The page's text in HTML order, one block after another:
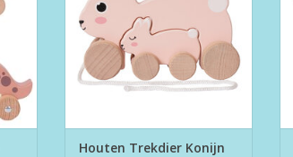
Houten Trekdier Konijn